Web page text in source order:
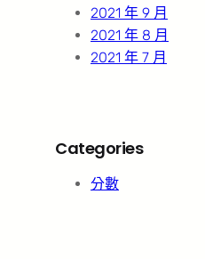
2021 年 9 月
2021 年 8 月
2021 年 7 月
Categories
分數